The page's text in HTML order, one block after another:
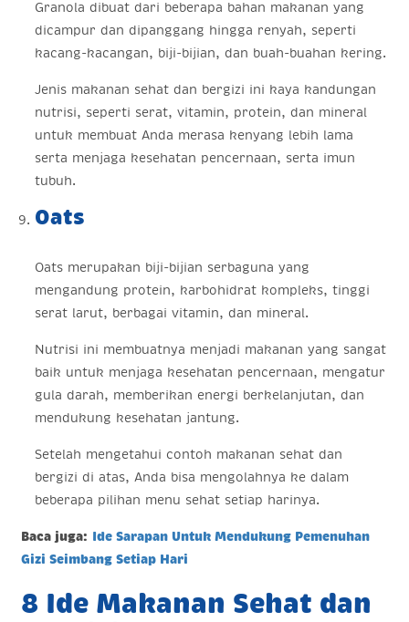
Granola dibuat dari beberapa bahan makanan yang
dicampur dan dipanggang hingga renyah, seperti
kacang-kacangan, biji-bijian, dan buah-buahan kering.
Jenis makanan sehat dan bergizi ini kaya kandungan
nutrisi, seperti serat, vitamin, protein, dan mineral
untuk membuat Anda merasa kenyang lebih lama
serta menjaga kesehatan pencernaan, serta imun
tubuh.
Oats
Oats merupakan biji-bijian serbaguna yang
mengandung protein, karbohidrat kompleks, tinggi
serat larut, berbagai vitamin, dan mineral.
Nutrisi ini membuatnya menjadi makanan yang sangat
baik untuk menjaga kesehatan pencernaan, mengatur
gula darah, memberikan energi berkelanjutan, dan
mendukung kesehatan jantung.
Setelah mengetahui contoh makanan sehat dan
bergizi di atas, Anda bisa mengolahnya ke dalam
beberapa pilihan menu sehat setiap harinya.
Baca juga: Ide Sarapan Untuk Mendukung Pemenuhan
Gizi Seimbang Setiap Hari
8 Ide Makanan Sehat dan